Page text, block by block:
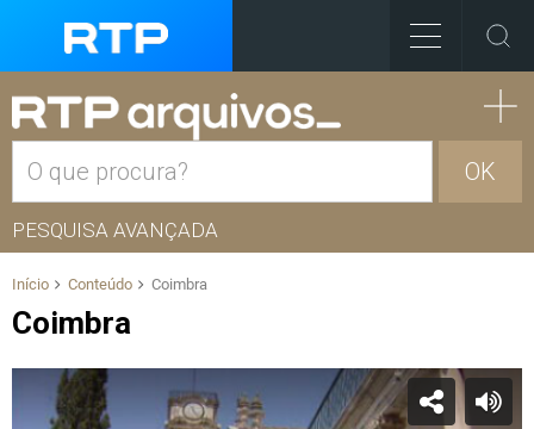
OK
PESQUISA AVANÇADA
Início Conteúdo Coimbra
Coimbra